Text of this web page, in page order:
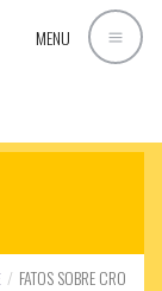
MENU
FATOS SOBRE CRO